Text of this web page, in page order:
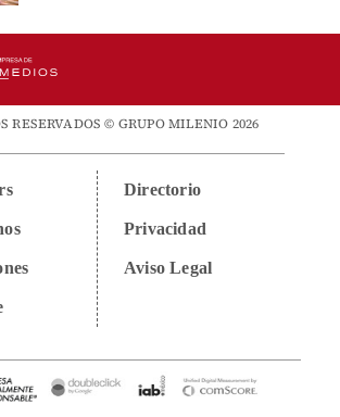
RESERVADOS © GRUPO MILENIO 2026
Directorio
Privacidad
Aviso Legal